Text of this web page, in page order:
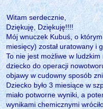
Witam serdecznie,
Dziękuję, Dziękuję!!!!
Mój wnuczek Kubuś, o
miesięcy) został uratowany i
To nie jest możliwe w
dziecko do operacji
objawy w cudowny sposób
Dziecko było 3 miesiące w
miało potworne wyniki, a
wynikami chemicznymi